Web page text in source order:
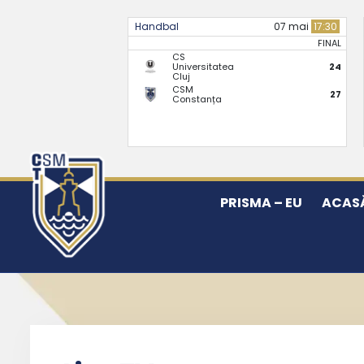
Handbal 07 mai 17:30
FINAL
CS
Universitatea
Cluj
24
CSM
Constanța 27
PRISMA – EU